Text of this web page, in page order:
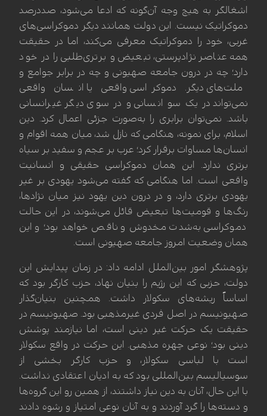
اشغالگر به هیچ وجه آن‌گونه که ادعا می‌شود، صددرصد
دموکراتیک نیست. این دولت همانند دیگر دموکراسی‌های
غربی، خود را دموکراتیک معرفی می‌کند، اما در حقیقت
همه عناصر نژادپرستی، تبعیض و برتری‌طلبی را در خود
دارد؛ چه در درون جامعه صهیونی و چه در برابر جوامع و
ملت‌های دیگر. دموکراسی واقعی یا انسان واقعی
نمی‌تواند در یک سو انسانی و در سوی دیگر غیرانسانی
باشد. نمی‌توان برابری را به‌صورت جزئی اعمال کرد. دین
اسلام، برای نمونه، هنگامی که نازل شد، میان همه اقوام و
انسان‌ها مساوات برقرار کرد؛ عرب بر عجم و سفید بر سیاه
برتری ندارد. این همان دموکراسی حقیقی و انسانیت
واقعی است. اما هنگامی که گفته می‌شود یهودی بر غیر
یهودی برتری دارد، و در درون دین یهود نیز میان نژادها،
رنگ‌ها و قومیت‌ها تبعیض قائل می‌شوند، در این حالت
دموکراسی به‌شدت مخدوش و ناقص خواهد بود؛ و این
همان وضعیت امروز جامعه صهیونی است.
پژوهشگر امور بین‌الملل ادامه داد: در زمان پیدایش این
دولت، حزبی که این رژیم را بنیان نهاد، حزب کارگر بود که
اساساً ریشه‌های سکولار داشت. همچنین بنیان‌گذار
صهیونیسم در اصل فردی غیرمذهبی بود. صهیونیسم در
حقیقت یک حرکت غیر دینی است، اما نیازمند پوشش
دینی بود؛ نوعی چهره مذهبی. این حرکت در واقع سکولار
است با لباسی سکولار، و حزب کارگر بخشی از
سوسیالیسم بین‌المللی بود که به ادیان اعتقادی نداشت.
با این حال، آنان به دین نیاز داشتند، از همین رو این گروه‌ها
و دسته‌ها را گرد آوردند و به آنان نوعی امتیاز و رشوه دادند